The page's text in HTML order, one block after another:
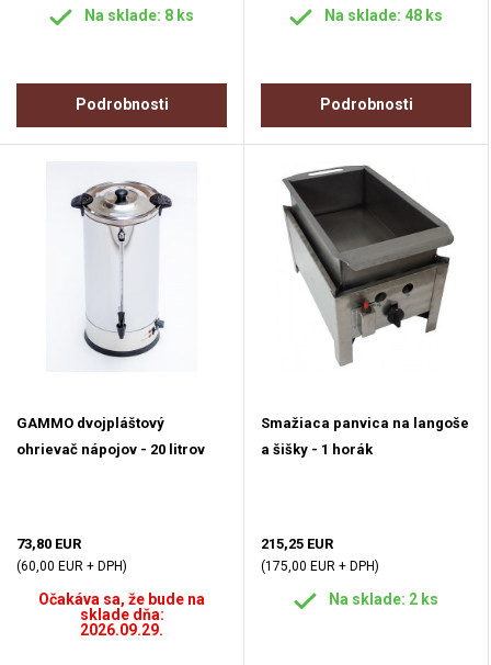
Na sklade: 8 ks
Podrobnosti
Na sklade: 48 ks
Podrobnosti
GAMMO dvojpláštový
ohrievač nápojov - 20 litrov
73,80 EUR
(60,00 EUR + DPH)
Očakáva sa, že bude na
sklade dňa:
2026.09.29.
Smažiaca panvica na langoše
a šišky - 1 horák
215,25 EUR
(175,00 EUR + DPH)
Na sklade: 2 ks